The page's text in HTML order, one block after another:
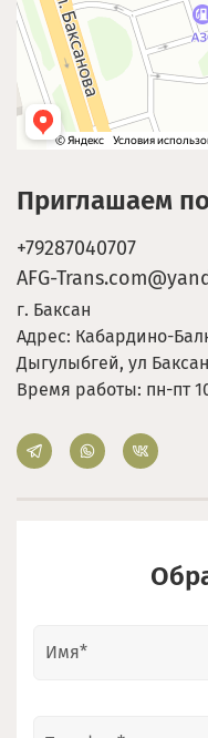
Приглашаем
+79287040707
AFG-
г. Баксан
Адрес: Кабардино-
Дыгулыбгей, ул
Время работы: пн-пт